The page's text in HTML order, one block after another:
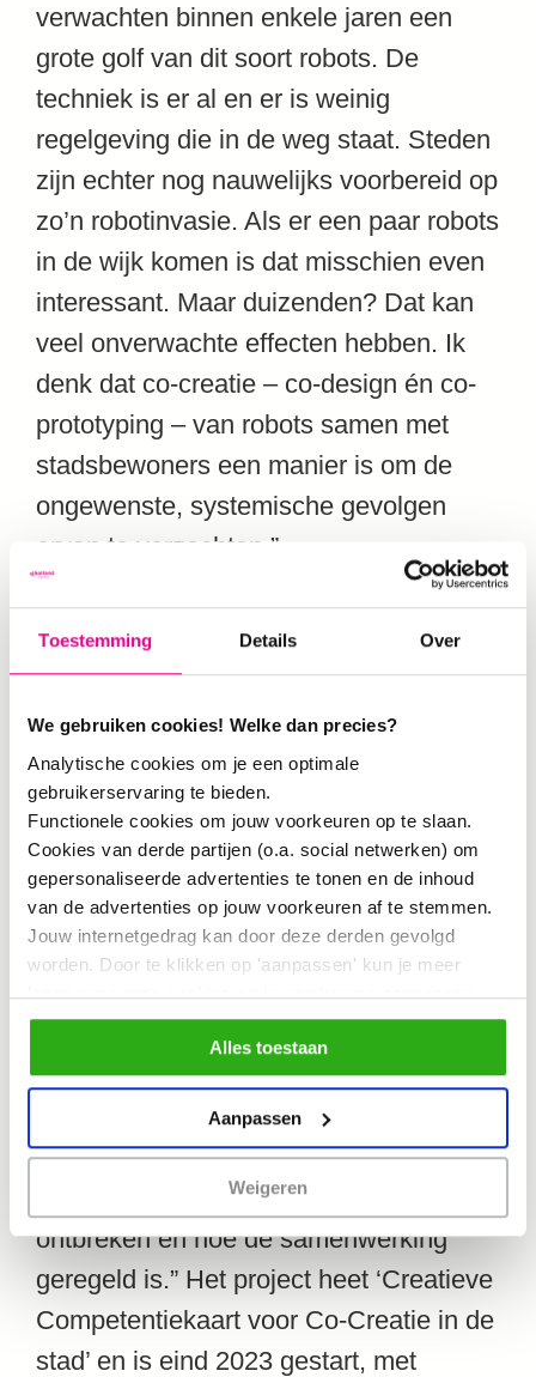
Toestemming Details Over
We gebruiken cookies! Welke dan precies?
Analytische cookies om je een optimale
gebruikerservaring te bieden.
Functionele cookies om jouw voorkeuren op te slaan.
Cookies van derde partijen (o.a. social netwerken) om
gepersonaliseerde advertenties te tonen en de inhoud
van de advertenties op jouw voorkeuren af te stemmen.
Jouw internetgedrag kan door deze derden gevolgd
worden. Door te klikken op 'aanpassen' kun je meer
lezen over onze cookies en je voorkeuren aanpassen.
Door op 'Alles toestaan' te klikken, ga je akkoord met het
gebruik van alle cookies zoals omschreven in
ons cookiebeleid.
Alles toestaan
Aanpassen
Weigeren
verwachten binnen enkele jaren een
grote golf van dit soort robots. De
techniek is er al en er is weinig
regelgeving die in de weg staat. Steden
zijn echter nog nauwelijks voorbereid op
zo’n robotinvasie. Als er een paar robots
in de wijk komen is dat misschien even
interessant. Maar duizenden? Dat kan
veel onverwachte effecten hebben. Ik
denk dat co-creatie – co-design én co-
prototyping – van robots samen met
stadsbewoners een manier is om de
ongewenste, systemische gevolgen
ervan te verzachten.”
Rotterdamse initiatieven in kaart
Rotterdam heeft veel ervaring met co-
hoe de processen werken. Maar op dit
moment heeft niemand overzicht over
alle initiatieven in de stad. Daarom
worden die nu in kaart gebracht. “We
concentreren ons niet alleen op de
succesverhalen, maar nemen ook
projecten mee die falen of vastlopen.
Hoe komt het dat het ene initiatief slaagt
en het andere niet? We kijken naar
allerlei aspecten, zoals wie de
initiatiefnemer is, welke creatieve
competenties aanwezig zijn of
ontbreken en hoe de samenwerking
geregeld is.” Het project heet ‘Creatieve
Competentiekaart voor Co-Creatie in de
stad’ en is eind 2023 gestart, met